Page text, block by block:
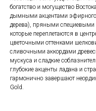
богатство и могущество
дымными акцентами эфирного
дерева), пряными
которые переплетаются в
цветочными оттенками
сливочными аккордами
мускуса и сладкие
глубокие акценты ладана и
гармонично завершают
Gold.